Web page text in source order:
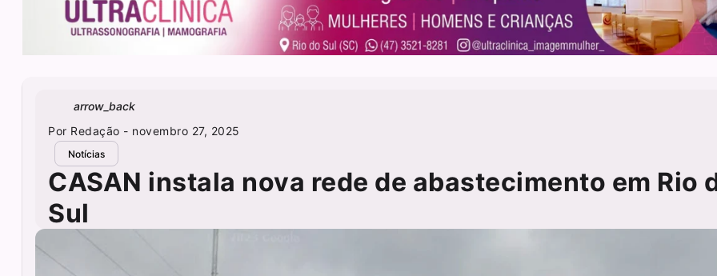
arrow_back
Por Redação - novembro 27, 2025
Notícias
CASAN instala nova rede de abastecimento em Rio
Sul